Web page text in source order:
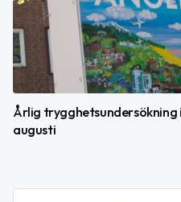
Årlig trygghetsundersökning
augusti